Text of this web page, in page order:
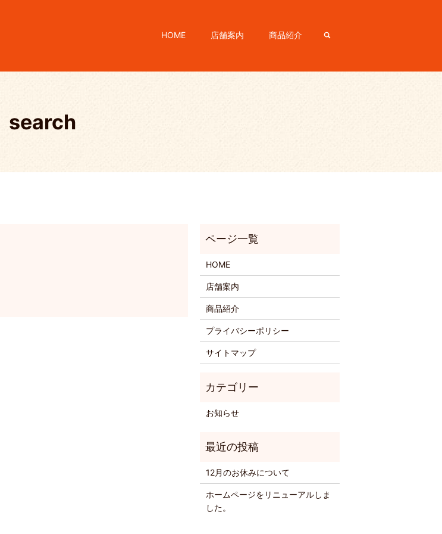
HOME 店舗案内 商品紹介 search
search
HOME
店舗案内
商品紹介
プライバシーポリシー
サイトマップ
お知らせ
12月のお休みについて
ホームページをリニューアルしま
した。